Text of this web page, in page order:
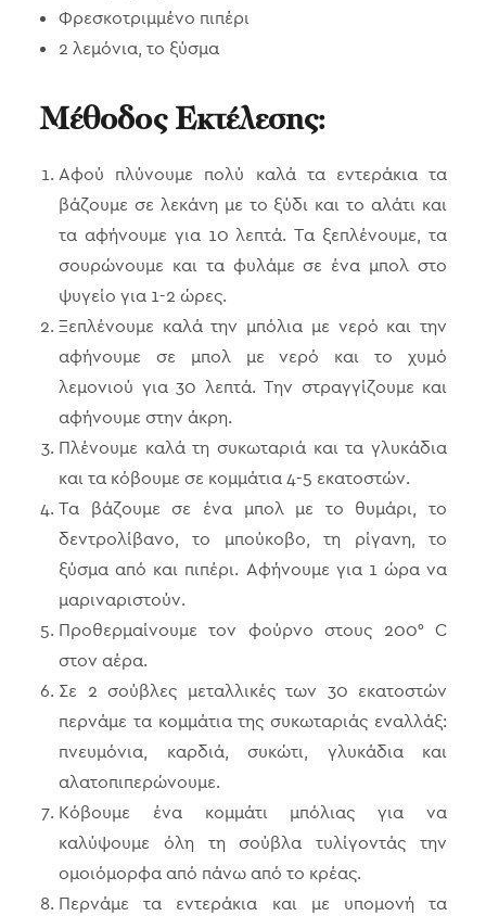
Φρεσκοτριμμένο πιπέρι
2 λεμόνια, το ξύσμα
Μέθοδος Εκτέλεσης:
Αφού πλύνουμε πολύ καλά τα εντεράκια τα
βάζουμε σε λεκάνη με το ξύδι και το αλάτι και
τα αφήνουμε για 10 λεπτά. Τα ξεπλένουμε, τα
σουρώνουμε και τα φυλάμε σε ένα μπολ στο
ψυγείο για 1-2 ώρες.
Ξεπλένουμε καλά την μπόλια με νερό και την
αφήνουμε σε μπολ με νερό και το χυμό
λεμονιού για 30 λεπτά. Την στραγγίζουμε και
αφήνουμε στην άκρη.
Πλένουμε καλά τη συκωταριά και τα γλυκάδια
και τα κόβουμε σε κομμάτια 4-5 εκατοστών.
Τα βάζουμε σε ένα μπολ με το θυμάρι, το
δεντρολίβανο, το μπούκοβο, τη ρίγανη, το
ξύσμα από και πιπέρι. Αφήνουμε για 1 ώρα να
μαριναριστούν.
Προθερμαίνουμε τον φούρνο στους 200° C
στον αέρα.
Σε 2 σούβλες μεταλλικές των 30 εκατοστών
περνάμε τα κομμάτια της συκωταριάς εναλλάξ:
πνευμόνια, καρδιά, συκώτι, γλυκάδια και
αλατοπιπερώνουμε.
Κόβουμε ένα κομμάτι μπόλιας για να
καλύψουμε όλη τη σούβλα τυλίγοντάς την
ομοιόμορφα από πάνω από το κρέας.
Περνάμε τα εντεράκια και με υπομονή τα